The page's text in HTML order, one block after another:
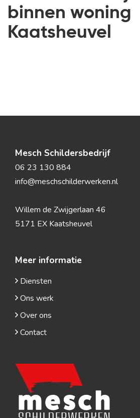
binnen woning
Kaatsheuvel
Mesch Schildersbedrijf
06 23 130 884
info@meschschilderwerken.nl
Willem de Zwijgerlaan 46
5171 EX Kaatsheuvel
Meer informatie
Diensten
Ons werk
Over ons
Contact